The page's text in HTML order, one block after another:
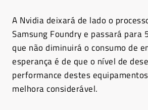
A Nvidia deixará de lado o
Samsung Foundry e passará para
que não diminuirá o consumo de
esperança é de que o nível de
performance destes
melhora considerável.